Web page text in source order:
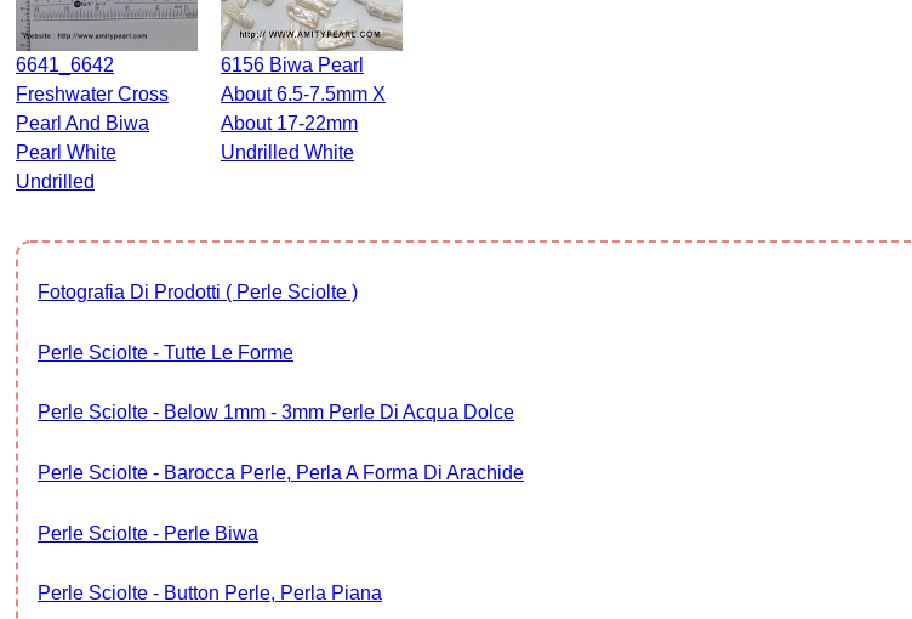
6641_6642
Freshwater Cross
Pearl And Biwa
Pearl White
Undrilled
6156 Biwa Pearl
About 6.5-7.5mm X
About 17-22mm
Undrilled White
Fotografia Di Prodotti ( Perle Sciolte )
Perle Sciolte - Tutte Le Forme
Perle Sciolte - Below 1mm - 3mm Perle Di Acqua Dolce
Perle Sciolte - Barocca Perle, Perla A Forma Di Arachide
Perle Sciolte - Perle Biwa
Perle Sciolte - Button Perle, Perla Piana